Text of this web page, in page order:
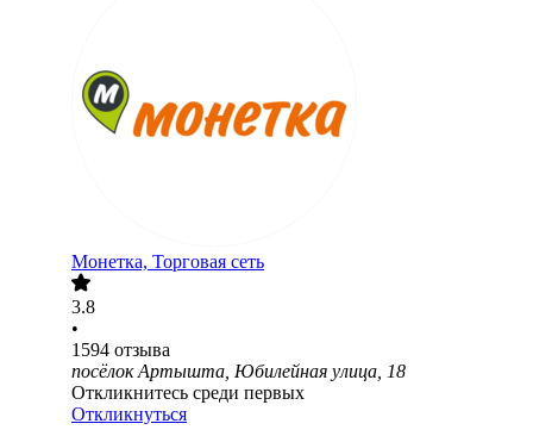
Монетка, Торговая сеть
3.8
•
1594 отзыва
посёлок Артышта, Юбилейная улица, 18
Откликнитесь среди первых
Откликнуться